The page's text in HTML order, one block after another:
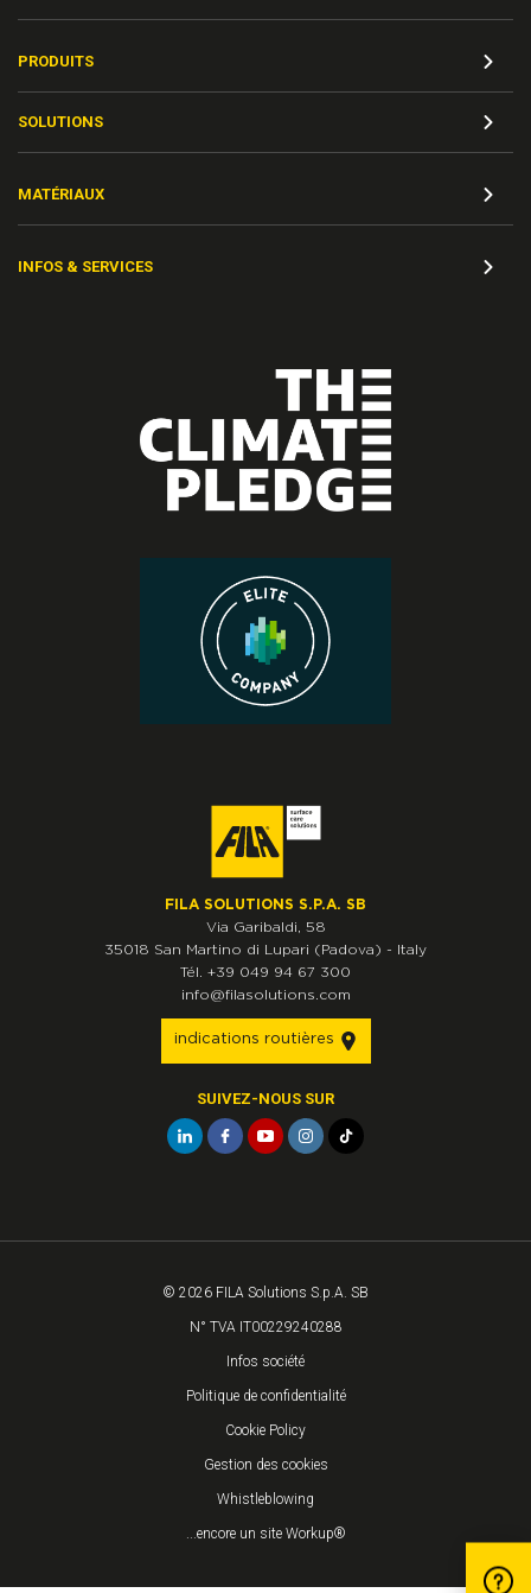
PRODUITS
SOLUTIONS
MATÉRIAUX
INFOS & SERVICES
FILA SOLUTIONS S.P.A. SB
Via Garibaldi, 58
35018 San Martino di Lupari (Padova) - Italy
Tél. +39 049 94 67 300
info@filasolutions.com
indications routières
SUIVEZ-NOUS SUR
© 2026 FILA Solutions S.p.A. SB
N° TVA IT00229240288
Infos société
Politique de confidentialité
Cookie Policy
Gestion des cookies
Whistleblowing
...encore un site Workup®